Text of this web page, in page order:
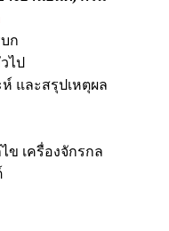
ก
ไป
และสรุปเหตุผล
ข เครื่องจักรกล